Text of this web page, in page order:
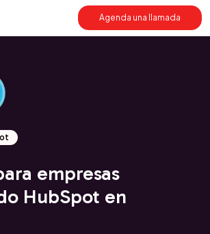
Agenda una llamada
empresas
HubSpot en